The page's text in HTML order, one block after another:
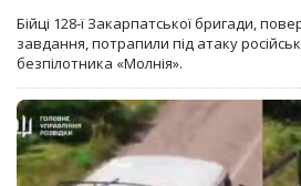
Бійці 128-ї Закарпатської бригади,
завдання, потрапили під атаку
безпілотника «Молнія».